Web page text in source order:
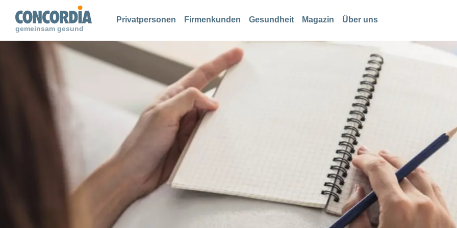
gemeinsam gesund
Privatpersonen Firmenkunden Gesundheit Magazin Über uns
Suche
Suche
Suche